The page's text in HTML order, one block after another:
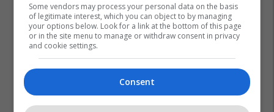
Some vendors may process your personal data on the basis
of legitimate interest, which you can object to by managing
your options below. Look for a link at the bottom of this page
or in the site menu to manage or withdraw consent in privacy
and cookie settings.
Consent